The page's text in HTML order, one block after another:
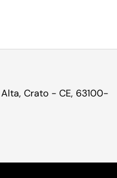
Crato - CE, 63100-